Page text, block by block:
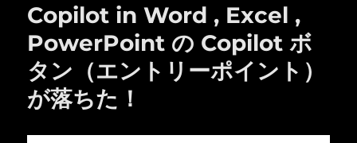
Copilot in Word , Excel ,
PowerPoint の Copilot ボ
タン（エントリーポイント）
が落ちた！